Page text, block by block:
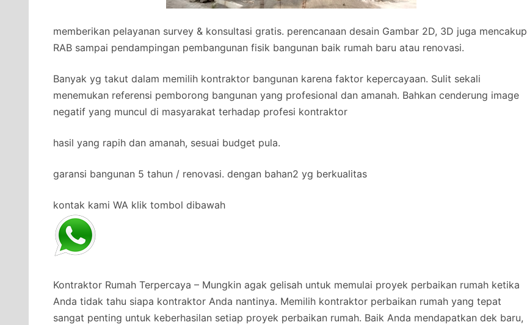
memberikan pelayanan survey & konsultasi gratis. perencanaan desain Gambar 2D, 3D juga mencakup
RAB sampai pendampingan pembangunan fisik bangunan baik rumah baru atau renovasi.
Banyak yg takut dalam memilih kontraktor bangunan karena faktor kepercayaan. Sulit sekali
menemukan referensi pemborong bangunan yang profesional dan amanah. Bahkan cenderung image
negatif yang muncul di masyarakat terhadap profesi kontraktor
hasil yang rapih dan amanah, sesuai budget pula.
garansi bangunan 5 tahun / renovasi. dengan bahan2 yg berkualitas
kontak kami WA klik tombol dibawah
Kontraktor Rumah Terpercaya – Mungkin agak gelisah untuk memulai proyek perbaikan rumah ketika
Anda tidak tahu siapa kontraktor Anda nantinya. Memilih kontraktor perbaikan rumah yang tepat
sangat penting untuk keberhasilan setiap proyek perbaikan rumah. Baik Anda mendapatkan dek baru,